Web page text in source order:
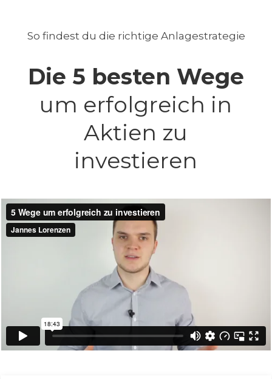
So findest du die richtige Anlagestrategie
Die 5 besten Wege
um erfolgreich in
Aktien zu
investieren